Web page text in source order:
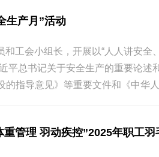
生产月”活动
工会小组长，开展以“人人讲安
书记关于安全生产的重要论述
指导意见》等重要文件和《中华
管理 羽动疾控”2025年职工羽